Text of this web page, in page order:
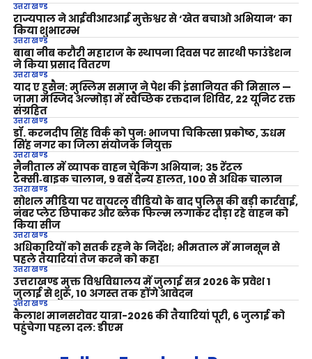
उत्तराखण्ड
राज्यपाल ने आईवीआरआई मुक्तेश्वर से ‘खेत बचाओ अभियान’ का
किया शुभारम्भ
उत्तराखण्ड
बाबा नीब करौरी महाराज के स्थापना दिवस पर सारथी फाउंडेशन
ने किया प्रसाद वितरण
उत्तराखण्ड
याद ए हुसैन: मुस्लिम समाज ने पेश की इंसानियत की मिसाल —
जामा मस्जिद अल्मोड़ा में स्वैच्छिक रक्तदान शिविर, 22 यूनिट रक्त
संग्रहित
उत्तराखण्ड
डॉ. करनदीप सिंह विर्क को पुनः भाजपा चिकित्सा प्रकोष्ठ, ऊधम
सिंह नगर का जिला संयोजक नियुक्त
उत्तराखण्ड
नैनीताल में व्यापक वाहन चेकिंग अभियान; 35 रेंटल
टैक्सी‑बाइक चालान, 9 बसें दैन्य हालत, 100 से अधिक चालान
उत्तराखण्ड
सोशल मीडिया पर वायरल वीडियो के बाद पुलिस की बड़ी कार्रवाई,
नंबर प्लेट छिपाकर और ब्लैक फिल्म लगाकर दौड़ा रहे वाहन को
किया सीज
उत्तराखण्ड
अधिकारियों को सतर्क रहने के निर्देश; भीमताल में मानसून से
पहले तैयारियां तेज करने को कहा
उत्तराखण्ड
उत्तराखण्ड मुक्त विश्वविद्यालय में जुलाई सत्र 2026 के प्रवेश 1
जुलाई से शुरू, 10 अगस्त तक होंगे आवेदन
उत्तराखण्ड
कैलाश मानसरोवर यात्रा-2026 की तैयारियां पूरी, 6 जुलाई को
पहुंचेगा पहला दल: डीएम